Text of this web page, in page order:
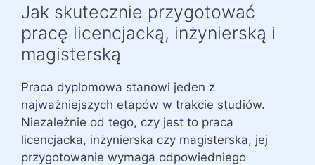
Jak skutecznie przygotować
pracę licencjacką, inżynierską i
magisterską
Praca dyplomowa stanowi jeden z
najważniejszych etapów w trakcie studiów.
Niezależnie od tego, czy jest to praca
licencjacka, inżynierska czy magisterska, jej
przygotowanie wymaga odpowiedniego